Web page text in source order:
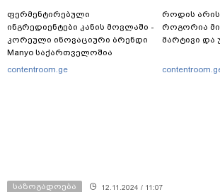
ფერმენტირებული
ინგრედიენტები კანის მოვლაში -
კორეული ინოვაციური ბრენდი
Manyo საქართველოშია
contentroom.ge
როდის არის
როგორია
მარტივი და
საზოგადოება 12.11.2024 / 11:07